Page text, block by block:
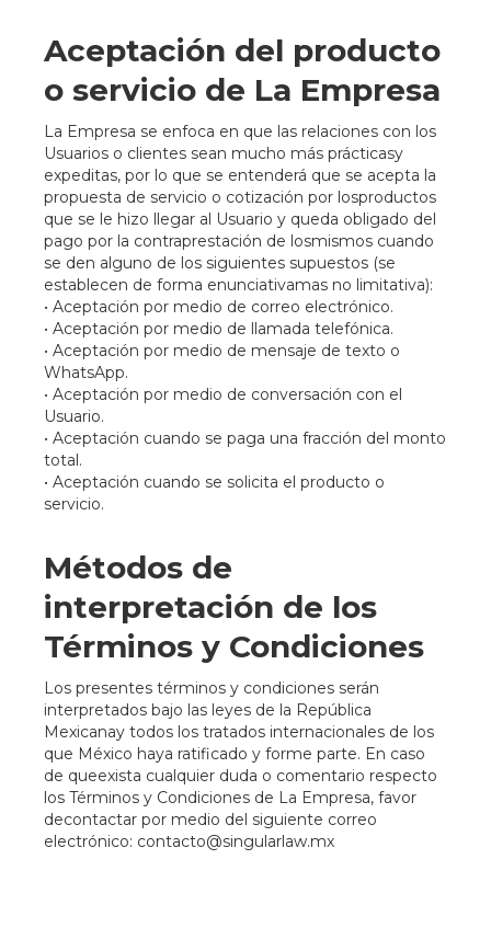
Aceptación del producto
o servicio de La Empresa
La Empresa se enfoca en que las relaciones con los
Usuarios o clientes sean mucho más prácticasy
expeditas, por lo que se entenderá que se acepta la
propuesta de servicio o cotización por losproductos
que se le hizo llegar al Usuario y queda obligado del
pago por la contraprestación de losmismos cuando
se den alguno de los siguientes supuestos (se
establecen de forma enunciativamas no limitativa):
• Aceptación por medio de correo electrónico.
• Aceptación por medio de llamada telefónica.
• Aceptación por medio de mensaje de texto o
WhatsApp.
• Aceptación por medio de conversación con el
Usuario.
• Aceptación cuando se paga una fracción del monto
total.
• Aceptación cuando se solicita el producto o
servicio.
Métodos de
interpretación de los
Términos y Condiciones
Los presentes términos y condiciones serán
interpretados bajo las leyes de la República
Mexicanay todos los tratados internacionales de los
que México haya ratificado y forme parte. En caso
de queexista cualquier duda o comentario respecto
los Términos y Condiciones de La Empresa, favor
decontactar por medio del siguiente correo
electrónico: contacto@singularlaw.mx